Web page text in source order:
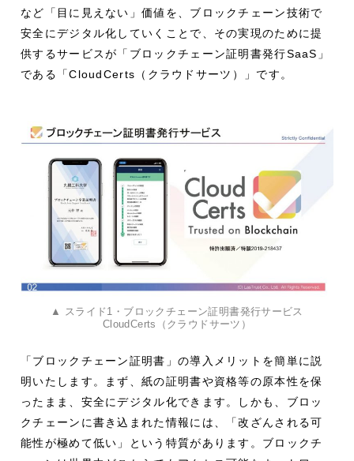
など「目に見えない」価値を、ブロックチェーン技術で
安全にデジタル化していくことで、その実現のために提
供するサービスが「ブロックチェーン証明書発行SaaS」
である「CloudCerts（クラウドサーツ）」です。
▲ スライド1・ブロックチェーン証明書発行サービス
CloudCerts（クラウドサーツ）
「ブロックチェーン証明書」の導入メリットを簡単に説
明いたします。まず、紙の証明書や資格等の原本性を保
ったまま、安全にデジタル化できます。しかも、ブロッ
クチェーンに書き込まれた情報には、「改ざんされる可
能性が極めて低い」という特質があります。ブロックチ